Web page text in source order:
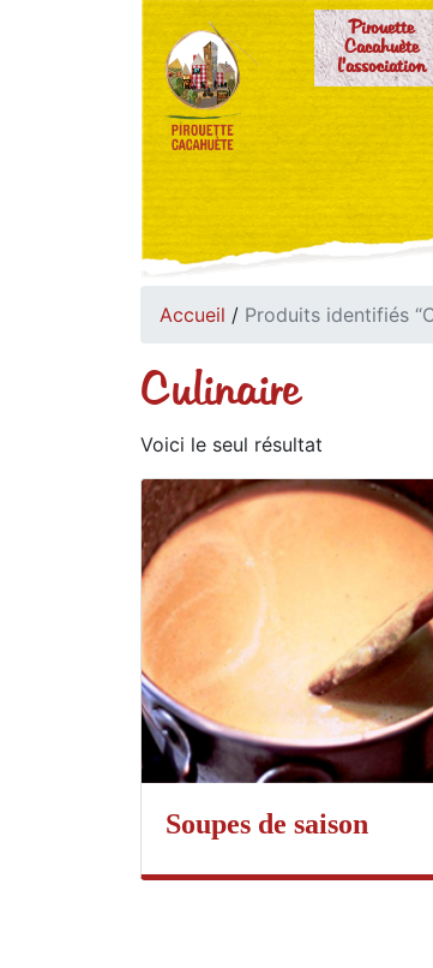
Pirouette
Cacahuète
l'association
Accueil / Produits identifiés
Culinaire
Voici le seul résultat
Soupes de saison